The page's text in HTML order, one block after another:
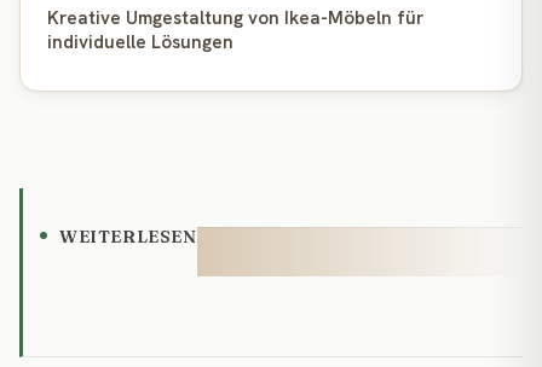
Kreative Umgestaltung von Ikea-Möbeln für
individuelle Lösungen
WEITERLESEN